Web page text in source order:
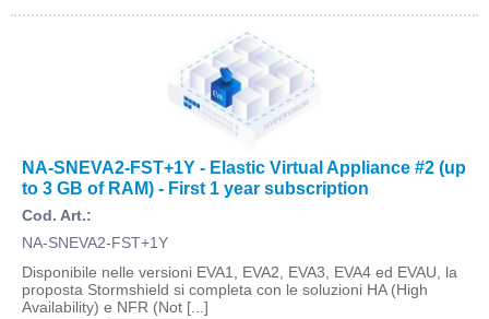
NA-SNEVA2-FST+1Y - Elastic Virtual Appliance #2 (up
to 3 GB of RAM) - First 1 year subscription
Cod. Art.:
NA-SNEVA2-FST+1Y
Disponibile nelle versioni EVA1, EVA2, EVA3, EVA4 ed EVAU, la
proposta Stormshield si completa con le soluzioni HA (High
Availability) e NFR (Not [...]